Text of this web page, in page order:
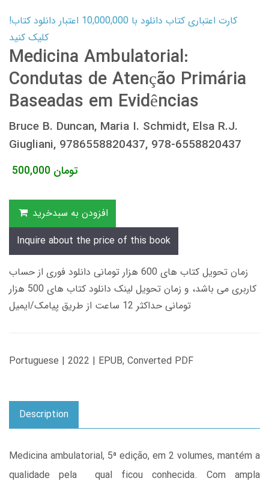
کارت اعتباری کتاب دانلود با 10,000,000 اعتبار دانلود کتاب!
کلیک کنید
Medicina Ambulatorial:
Condutas de Atenção Primária
Baseadas em Evidências
Bruce B. Duncan, Maria I. Schmidt, Elsa R.J.
Giugliani, 9786558820437, 978-6558820437
500,000 تومان
افزودن به سبدخرید
Inquire about the price of this book
زمان تحویل کتاب های 600 هزار تومانی دانلود فوری از حساب
کاربری می باشد، و زمان تحویل لینک دانلود کتاب های 500 هزار
تومانی حداکثر 12 ساعت از طریق پیامک/ایمیل
Portuguese | 2022 | EPUB, Converted PDF
Description
Medicina ambulatorial, 5ª edição, em 2 volumes, mantém a
qualidade pela qual ficou conhecida. Com ampla